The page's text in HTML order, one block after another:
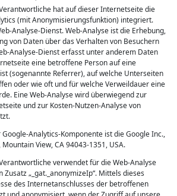
hat auf dieser Internetseite die
(mit Anonymisierungsfunktion) integriert.
Analyse-Dienst. Web-Analyse ist die Erhebung,
von Daten über das Verhalten von Besuchern
Analyse-Dienst erfasst unter anderem Daten
eine betroffene Person auf eine
(sogenannte Referrer), auf welche Unterseiten
oder wie oft und für welche Verweildauer eine
Eine Web-Analyse wird überwiegend zur
und zur Kosten-Nutzen-Analyse von
Analytics-Komponente ist die Google Inc.,
View, CA 94043-1351, USA.
verwendet für die Web-Analyse
„_gat._anonymizeIp“. Mittels dieses
des Internetanschlusses der betroffenen